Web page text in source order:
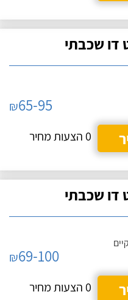
שכבתי
₪65-95
0 הצעות מחיר
שכבתי
₪69-100
0 הצעות מחיר